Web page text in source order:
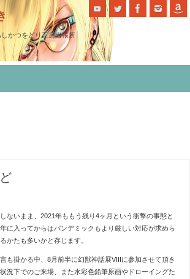
かつをどり工房出張所
ないまま、2021年ももう残り4ヶ月という衝撃の事態と
に入ってからはパンデミックもより厳しい対応が求めら
かたも多いかと存じます。
も掛かる中、8月前半に幻獣神話展VIIIに参加させて頂き
況下でのご来場、また水彩色鉛筆原画やドローイングた